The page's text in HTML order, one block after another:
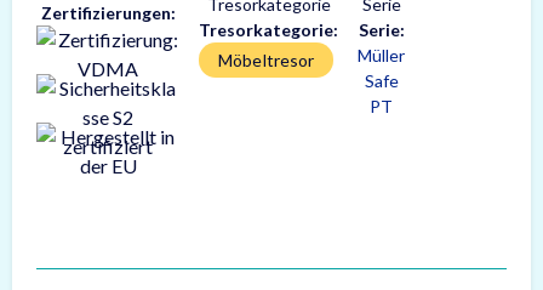
Zertifizierungen:
Tresorkategorie:
Möbeltresor
Serie:
Müller
Safe
PT